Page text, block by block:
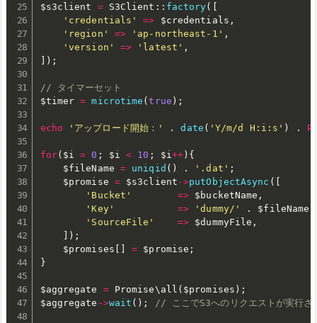
$s3client
= S3Client : : factory(
'credentials'
=> $credentials ,
'region'
=> 'ap-northeast-1' ,
'version'
=> 'latest' ,
) ;
// タイマーセット
$timer = microtime (true ) ;
echo 'アップロード開始：' . date ( 'Y/m/d H:i:s' ) .
for( $i = 0 ; $i < 10 ; $i ++ ) {
$fileName = uniqid ( ) . '.dat' ;
$promise = $s3client ->putObjectAsync (
'Bucket'
=> $bucketName ,
'Key'
=> 'dummy/' . $fileName
'SourceFile'
=> $dummyFile ,
) ;
$promises
= $promise ;
}
$aggregate = Promise\ all ( $promises ) ;
$aggregate ->wait ( ) ; // ここでS3へのリクエストが実行さ